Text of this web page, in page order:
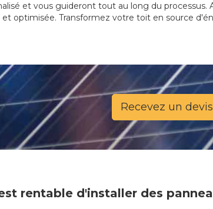
et vous guideront tout au long du processus.
optimisée. Transformez votre toit en source
Recevez un
rentable d'installer des